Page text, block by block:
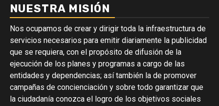
NUESTRA MISIÓN
Nos ocupamos de crear y dirigir toda la infraestructura de
servicios necesarios para emitir diariamente la publicidad
que se requiera, con el propósito de difusión de la
ejecución de los planes y programas a cargo de las
entidades y dependencias; así también la de promover
campañas de concienciación y sobre todo garantizar que
la ciudadanía conozca el logro de los objetivos sociales